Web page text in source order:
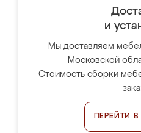
и
Мы доставляем
Московской
Стоимость сборки
ПЕРЕЙТИ